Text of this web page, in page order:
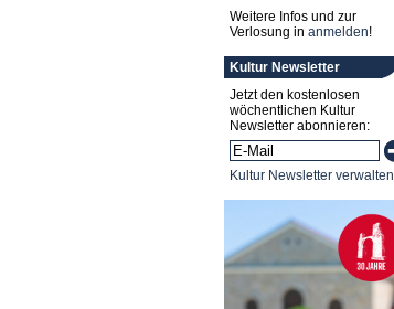
Weitere Infos und zur
Verlosung in anmelden!
Kultur Newsletter
Jetzt den kostenlosen
wöchentlichen Kultur
Newsletter abonnieren:
Kultur Newsletter verwalten